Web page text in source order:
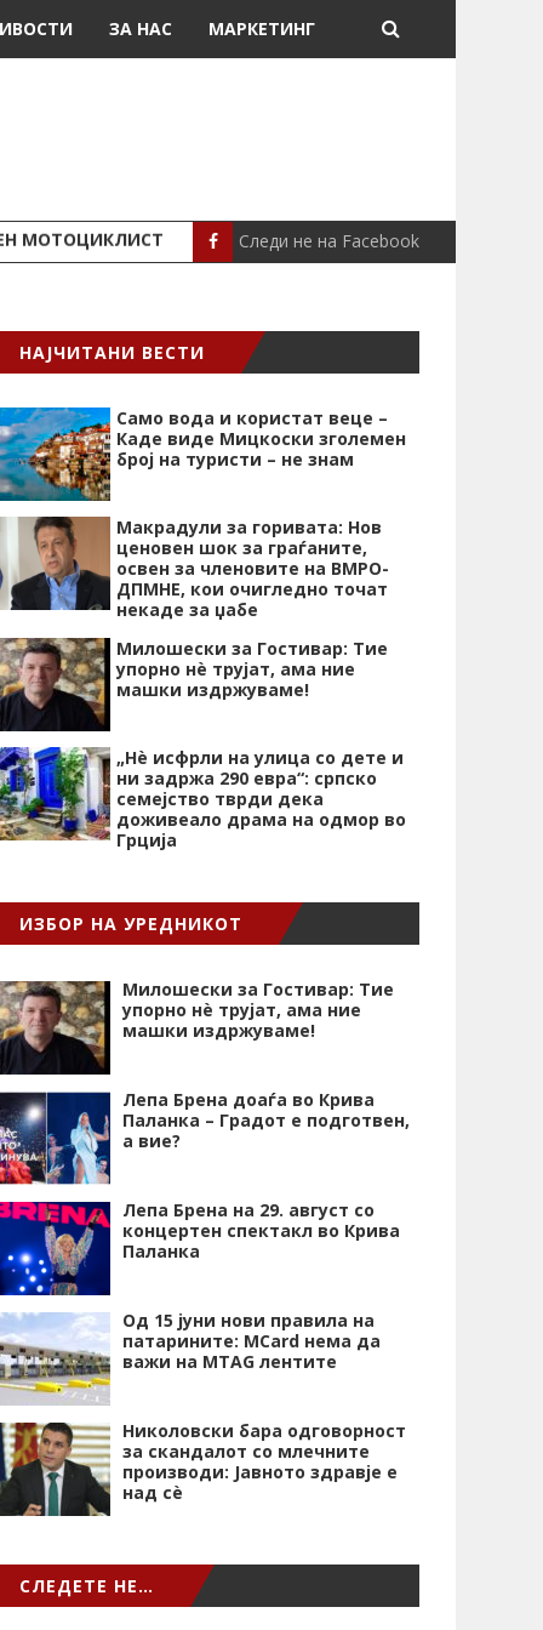
ЗА НАС МАРКЕТИНГ
МОТОЦИКЛИСТ СЦЕНА СЕВЕРИНА ВО
Следи не на Facebook
НАЈЧИТАНИ ВЕСТИ
Само вода и користат веце –
Каде виде Мицкоски зголемен
број на туристи – не знам
Макрадули за горивата: Нов
ценовен шок за граѓаните,
освен за членовите на ВМРО-
ДПМНЕ, кои очигледно точат
некаде за џабе
Милошески за Гостивар: Тие
упорно нѐ трујат, ама ние
машки издржуваме!
„Нѐ исфрли на улица со дете и
ни задржа 290 евра“: српско
семејство тврди дека
доживеало драма на одмор во
Грција
ИЗБОР НА УРЕДНИКОТ
Милошески за Гостивар: Тие
упорно нѐ трујат, ама ние
машки издржуваме!
Лепа Брена доаѓа во Крива
Паланка – Градот е подготвен,
а вие?
Лепа Брена на 29. август со
концертен спектакл во Крива
Паланка
Од 15 јуни нови правила на
патарините: MCard нема да
важи на MTAG лентите
Николовски бара одговорност
за скандалот со млечните
производи: Јавното здравје е
над сѐ
СЛЕДЕТЕ НЕ…